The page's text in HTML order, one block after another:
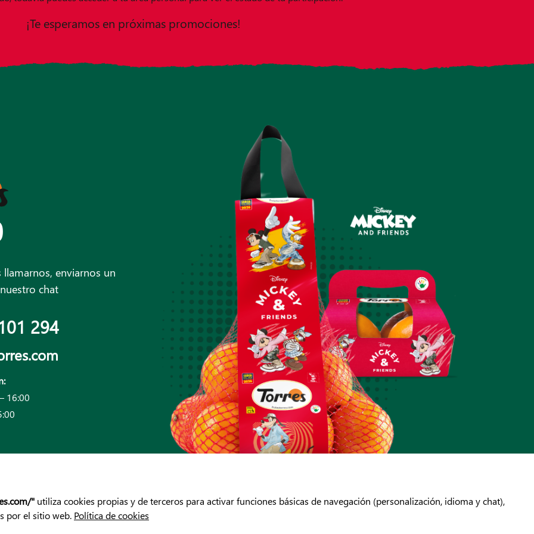
¡Te esperamos en próximas promociones!
agencia premium de marketing promocional en Barcelona con cobertura en toda España. Equipo especializado
ventas, 1.472% ROI, 0 fraudes. Programa Cashback Farmacias 2024-2025
45.000+ fraudes
bloqueados automáticamente.
confianza para sorteos seguros, transparentes y exitosos. Contacta con los expertos en marketing experiencial y activaciones
llamarnos, enviarnos un
chat
294
16:00
" utiliza cookies propias y de terceros para activar funciones básicas de navegación (personalización, idioma y chat),
por el sitio web. Política de cookies